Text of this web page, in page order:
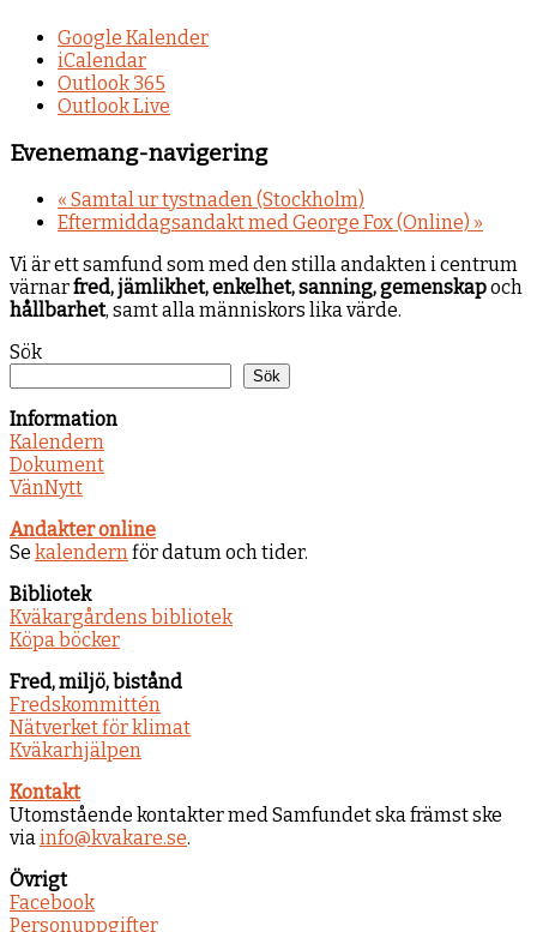
Google Kalender
iCalendar
Outlook 365
Outlook Live
Evenemang-navigering
« Samtal ur tystnaden (Stockholm)
Eftermiddagsandakt med George Fox (Online) »
Vi är ett samfund som med den stilla andakten i centrum
värnarfred, jämlikhet, enkelhet, sanning, gemenskapoch
hållbarhet, samt alla människors lika värde.
Sök
Sök
Information
Kalendern
Dokument
VänNytt
Andakter online
Se kalendernför datum och tider.
Bibliotek
Kväkargårdens bibliotek
Köpa böcker
Fred, miljö, bistånd
Fredskommittén
Nätverket för klimat
Kväkarhjälpen
Kontakt
Utomstående kontakter med Samfundet ska främst ske
viainfo@kvakare.se.
Övrigt
Facebook
Personuppgifter